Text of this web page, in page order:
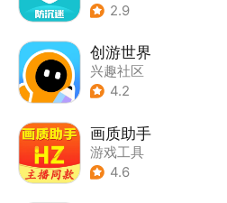
2.9
创游世界
兴趣社区
4.2
画质助手
游戏工具
4.6